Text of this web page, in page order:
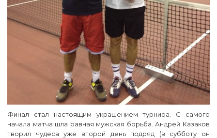
Финал стал настоящим украшением турнира. С самого
начала матча шла равная мужская борьба. Андрей Казаков
творил чудеса уже второй день подряд (в субботу он